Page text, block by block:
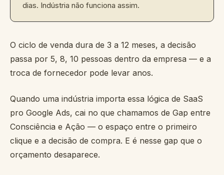
dias. Indústria não funciona assim.
O ciclo de venda dura de 3 a 12 meses, a decisão
passa por 5, 8, 10 pessoas dentro da empresa — e a
troca de fornecedor pode levar anos.
Quando uma indústria importa essa lógica de SaaS
pro Google Ads, cai no que chamamos de Gap entre
Consciência e Ação — o espaço entre o primeiro
clique e a decisão de compra. E é nesse gap que o
orçamento desaparece.